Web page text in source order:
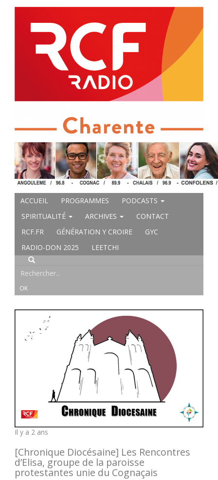
ACCUEIL PROGRAMMES
PODCASTS
SPIRITUALITÉ
ARCHIVES
CONTACT
RCF.FR
GÉNÉRATION Y CROIRE
GYC
RADIO-DON 2025
LEETCHI
Il y a 2 ans
[Chronique Diocésaine] Les Rencontres
d’Elisa, groupe de la paroisse
protestantes unie du Cognaçais